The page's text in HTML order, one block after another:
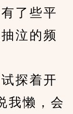
了些平
泣的频
探着开
我懒，会